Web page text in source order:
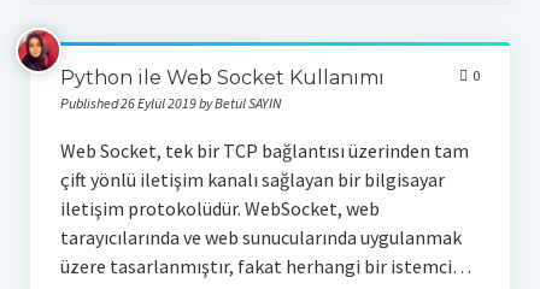
Python
Python Hatalar
Android
Veri Tabanı
Mysql
Python ile Web Socket Kullanımı
Published 26 Eylül 2019 by Betül SAYIN
0
Web Socket, tek bir TCP bağlantısı üzerinden tam
çift yönlü iletişim kanalı sağlayan bir bilgisayar
iletişim protokolüdür. WebSocket, web
tarayıcılarında ve web sunucularında uygulanmak
üzere tasarlanmıştır, fakat herhangi bir istemci…